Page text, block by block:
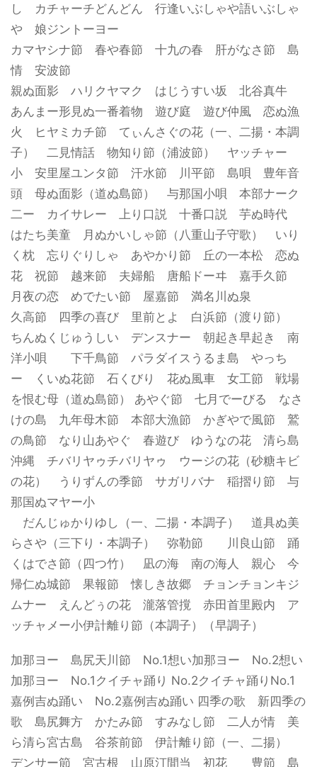
し カチャーチどんどん 行逢いぶしゃや語いぶしゃ
や 娘ジントーヨー
カマヤシナ節 春や春節 十九の春 肝がなさ節 島
情 安波節
親ぬ面影 ハリクヤマク はじうすい坂 北谷真牛
あんまー形見ぬ一番着物 遊び庭 遊び仲風 恋ぬ漁
火 ヒヤミカチ節 てぃんさぐの花（一、二揚・本調
子） 二見情話 物知り節（浦波節） ヤッチャー
小 安里 屋ユンタ節 汗水節 川平節 島唄 豊年音
頭 母ぬ面影（道ぬ島節） 与那国小唄 本部ナーク
二ー カイサレー 上り口説 十番口説 芋ぬ時代
はたち美童 月ぬかいしゃ節（八重山子守歌） いり
く枕 忘りぐりしゃ あやかり節 丘の一本松 恋ぬ
花 祝節 越来節 夫婦船 唐船ドーヰ 嘉手久節
月夜の恋 めでたい節 屋嘉節 満名川ぬ泉
久高節 四季の喜び 里前とよ 白浜節（渡り節）
ちんぬくじゅうしい デンスナー 朝起き早起き 南
洋小唄 下千鳥節 パラダイスうるま島 やっち
ー くいぬ花節 石くびり 花ぬ風車 女工節 戦場
を恨む母（道ぬ島節） あやぐ節 七月でーびる なさ
けの島 九年母木節 本部大漁節 かぎやで風節 鷲
の鳥節 なり山あやぐ 春遊び ゆうなの花 清ら島
沖縄 チバリヤゥチバリヤゥ ウージの花（砂糖キビ
の花） うりずんの季節 サガリバナ 稲摺り節 与
那国ぬマヤー小
だんじゅかりゆし（一、二揚・本調子） 道具ぬ美
らさや（三下り・本調子） 弥勒節 川良山節 踊
くはでさ節（四つ竹） 凪の海 南の海人 親心 今
帰仁ぬ城節 果報節 懐しき故郷 チョンチョンキジ
ムナー えんどぅの花 瀧落管撹 赤田首里殿内 ア
ッチャメー小伊計離り節（本調子）（早調子）
加那ヨー 島尻天川節 No.1想い加那ヨー No.2想い
加那ヨー No.1クイチャ踊り No.2クイチャ踊りNo.1
嘉例吉ぬ踊い No.2嘉例吉ぬ踊い 四季の歌 新四季の
歌 島尻舞方 かたみ節 すみなし節 二人が情 美
ら清ら宮古島 谷茶前節 伊計離り節（一、二揚）
デンサー節 宮古根 山原汀間当 初花 豊節 島